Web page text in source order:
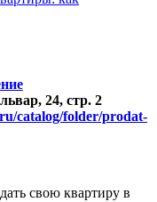
24, стр. 2
catalog/folder/prodat-
свою квартиру в